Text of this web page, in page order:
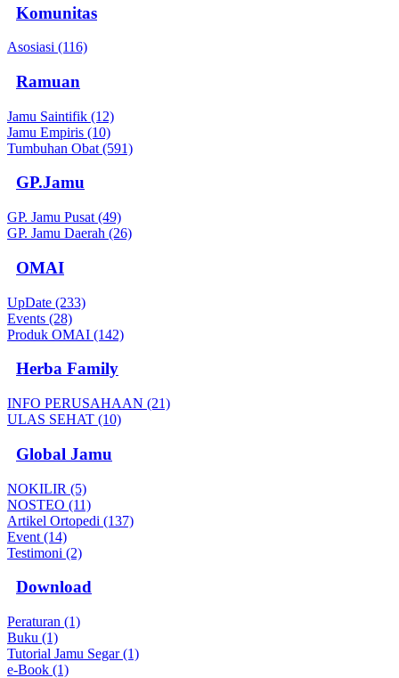
Komunitas
Asosiasi (116)
Ramuan
Jamu Saintifik (12)
Jamu Empiris (10)
Tumbuhan Obat (591)
GP.Jamu
GP. Jamu Pusat (49)
GP. Jamu Daerah (26)
OMAI
UpDate (233)
Events (28)
Produk OMAI (142)
Herba Family
INFO PERUSAHAAN (21)
ULAS SEHAT (10)
Global Jamu
NOKILIR (5)
NOSTEO (11)
Artikel Ortopedi (137)
Event (14)
Testimoni (2)
Download
Peraturan (1)
Buku (1)
Tutorial Jamu Segar (1)
e-Book (1)